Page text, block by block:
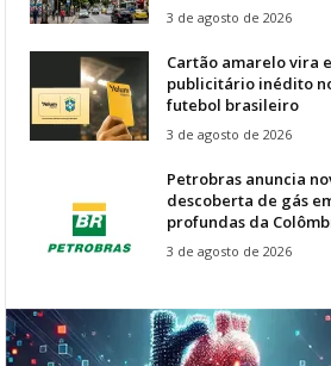
3 de agosto de 2026
Cartão amarelo vira
publicitário inédito
futebol brasileiro
3 de agosto de 2026
Petrobras anuncia
descoberta de gás
profundas da
3 de agosto de 2026